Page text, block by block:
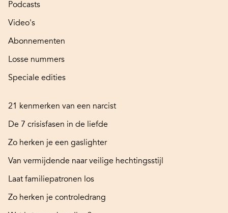
Podcasts
Video's
Abonnementen
Losse nummers
Speciale edities
21 kenmerken van een narcist
De 7 crisisfasen in de liefde
Zo herken je een gaslighter
Van vermijdende naar veilige hechtingsstijl
Laat familiepatronen los
Zo herken je controledrang